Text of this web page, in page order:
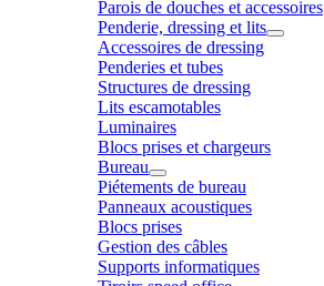
Parois de douches et accessoires
Penderie, dressing et lits
Accessoires de dressing
Penderies et tubes
Structures de dressing
Lits escamotables
Luminaires
Blocs prises et chargeurs
Bureau
Piétements de bureau
Panneaux acoustiques
Blocs prises
Gestion des câbles
Supports informatiques